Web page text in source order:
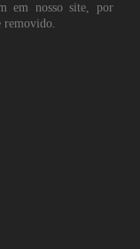
em nosso site, por
removido.